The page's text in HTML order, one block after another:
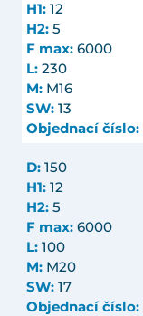
H1: 12
H2: 5
F max: 6000
L: 230
M: M16
SW: 13
Objednací číslo:
D: 150
H1: 12
H2: 5
F max: 6000
L: 100
M: M20
SW: 17
Objednací číslo: